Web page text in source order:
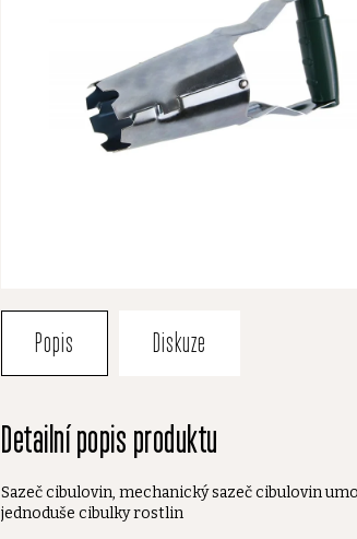
Popis Diskuze
Detailní popis produktu
Sazeč cibulovin, mechanický sazeč cibulovin
jednoduše cibulky rostlin